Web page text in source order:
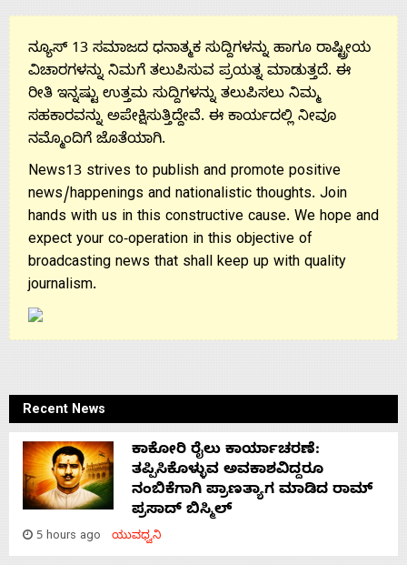
s
Contact
Us
ನ್ಯೂಸ್ 13 ಸಮಾಜದ ಧನಾತ್ಮಕ ಸುದ್ದಿಗಳನ್ನು ಹಾಗೂ ರಾಷ್ಟ್ರೀಯ
ವಿಚಾರಗಳನ್ನು ನಿಮಗೆ ತಲುಪಿಸುವ ಪ್ರಯತ್ನ ಮಾಡುತ್ತದೆ. ಈ
ರೀತಿ ಇನ್ನಷ್ಟು ಉತ್ತಮ ಸುದ್ದಿಗಳನ್ನು ತಲುಪಿಸಲು ನಿಮ್ಮ
ಸಹಕಾರವನ್ನು ಅಪೇಕ್ಷಿಸುತ್ತಿದ್ದೇವೆ. ಈ ಕಾರ್ಯದಲ್ಲಿ ನೀವೂ
ನಮ್ಮೊಂದಿಗೆ ಜೊತೆಯಾಗಿ.
News13 strives to publish and promote positive
news/happenings and nationalistic thoughts. Join
hands with us in this constructive cause. We hope and
expect your co-operation in this objective of
broadcasting news that shall keep up with quality
journalism.
Recent News
ಕಾಕೋರಿ ರೈಲು ಕಾರ್ಯಾಚರಣೆ:
ತಪ್ಪಿಸಿಕೊಳ್ಳುವ ಅವಕಾಶವಿದ್ದರೂ
ನಂಬಿಕೆಗಾಗಿ ಪ್ರಾಣತ್ಯಾಗ ಮಾಡಿದ ರಾಮ್
ಪ್ರಸಾದ್ ಬಿಸ್ಮಿಲ್
5 hours ago ಯುವಧ್ವನಿ